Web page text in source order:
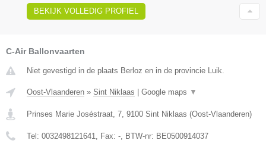
BEKIJK VOLLEDIG PROFIEL
C-Air Ballonvaarten
Niet gevestigd in de plaats Berloz en in de provincie Luik.
Oost-Vlaanderen » Sint Niklaas Google maps ▼
Prinses Marie Joséstraat, 7, 9100 Sint Niklaas (Oost-Vlaanderen)
Tel: 0032498121641, Fax: -, BTW-nr: BE0500914037